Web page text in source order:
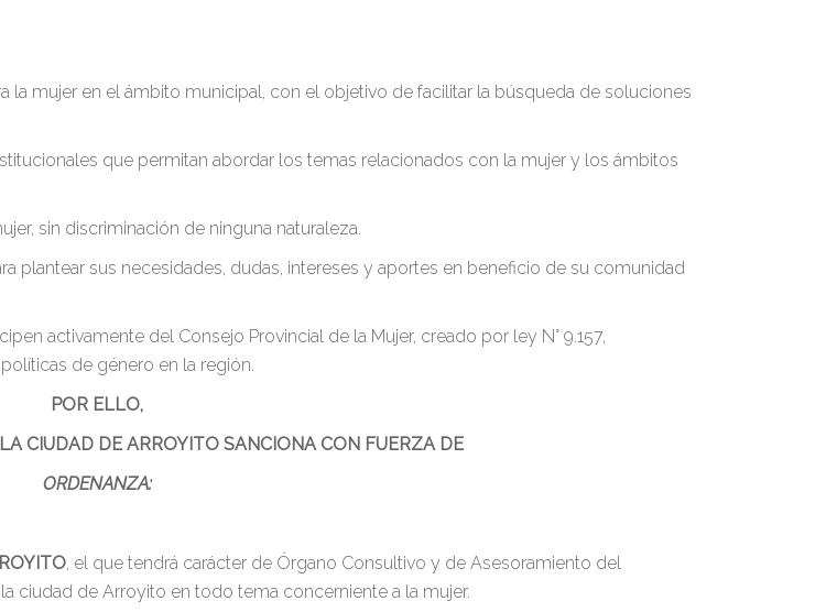
la mujer en el ámbito municipal, con el objetivo de facilitar la búsqueda de soluciones
que permitan abordar los temas relacionados con la mujer y los ámbitos
sin discriminación de ninguna naturaleza.
plantear sus necesidades, dudas, intereses y aportes en beneficio de su comunidad
activamente del Consejo Provincial de la Mujer, creado por ley N° 9.157,
de género en la región.
POR ELLO,
CIUDAD DE ARROYITO SANCIONA CON FUERZA DE
ORDENANZA:
, el que tendrá carácter de Órgano Consultivo y de Asesoramiento del
ciudad de Arroyito en todo tema concerniente a la mujer.